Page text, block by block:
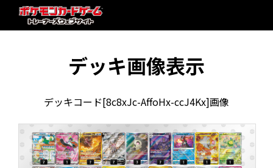
デッキ画像表示
デッキコード[8c8xJc-AffoHx-ccJ4Kx]画像